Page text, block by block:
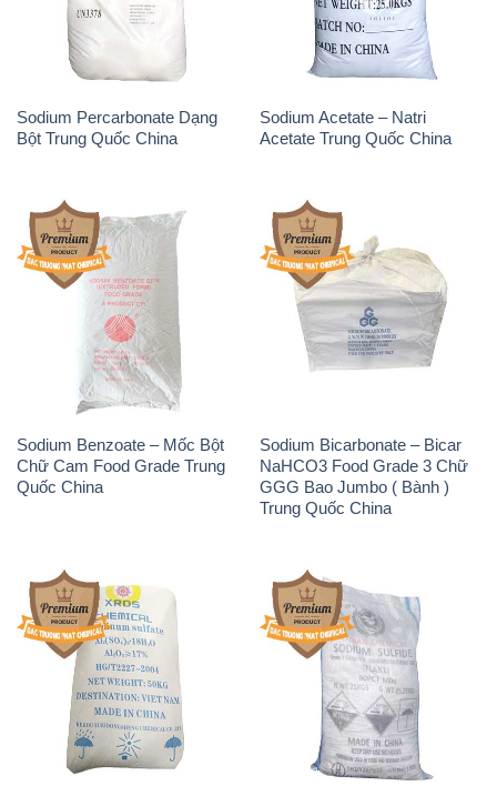
Sodium Percarbonate Dạng
Bột Trung Quốc China
Sodium Acetate – Natri
Acetate Trung Quốc China
Sodium Benzoate – Mốc Bột
Chữ Cam Food Grade Trung
Quốc China
Sodium Bicarbonate – Bicar
NaHCO3 Food Grade 3 Chữ
GGG Bao Jumbo ( Bành )
Trung Quốc China